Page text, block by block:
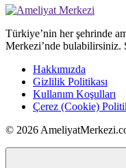
Türkiye’nin her şehrinde
Merkezi’nde bulabilirsiniz.
Hakkımızda
Gizlilik Politikası
Kullanım Koşulları
Çerez (Cookie)
© 2026